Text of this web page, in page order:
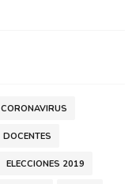
CORONAVIRUS
DOCENTES
ELECCIONES 2019